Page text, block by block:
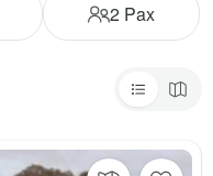
2 Pax